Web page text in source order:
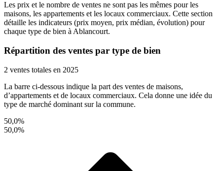
Les prix et le nombre de ventes ne sont pas les mêmes pour les
maisons, les appartements et les locaux commerciaux. Cette section
détaille les indicateurs (prix moyen, prix médian, évolution) pour
chaque type de bien à Ablancourt.
Répartition des ventes par type de bien
2 ventes totales en 2025
La barre ci-dessous indique la part des ventes de maisons,
d’appartements et de locaux commerciaux. Cela donne une idée du
type de marché dominant sur la commune.
50,0%
50,0%